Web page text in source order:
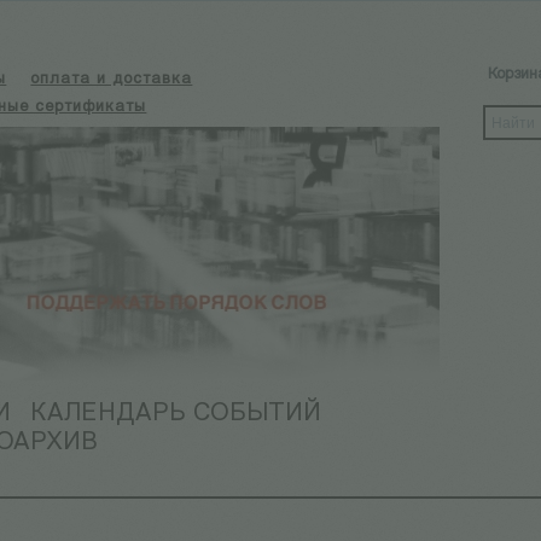
оплата и доставка
сертификаты
КАЛЕНДАРЬ СОБЫТИЙ